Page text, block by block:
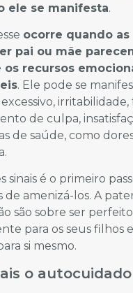
ele se manifesta.
ocorre quando as
pai ou mãe
recursos
. Ele pode se
de culpa,
de saúde, como
sinais é o primeiro
amenizá-los. A
são sobre ser
para os seus filhos
si mesmo.
o autocuidado